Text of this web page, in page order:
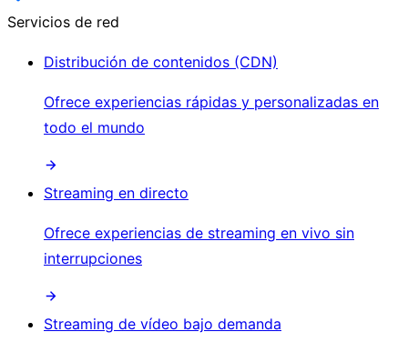
Servicios de red
Distribución de contenidos (CDN)
Ofrece experiencias rápidas y personalizadas en
todo el mundo
Streaming en directo
Ofrece experiencias de streaming en vivo sin
interrupciones
Streaming de vídeo bajo demanda